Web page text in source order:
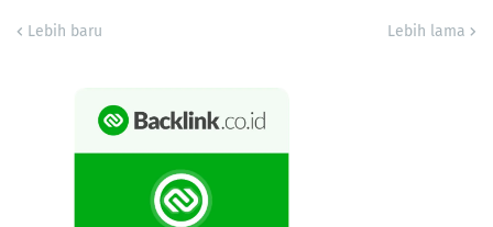
Lebih baru Lebih lama